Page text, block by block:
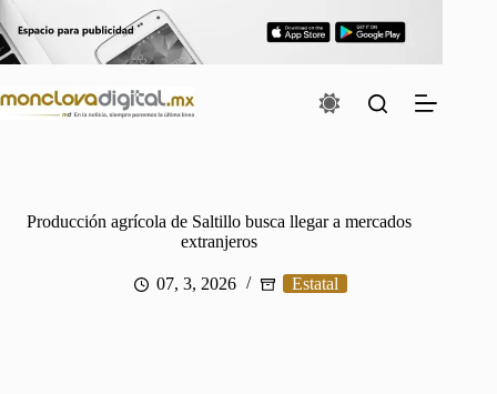
al
contenido
Producción agrícola de Saltillo busca llegar a mercados
extranjeros
07, 3, 2026 Estatal